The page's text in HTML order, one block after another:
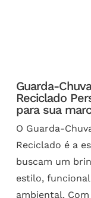
Guarda-
Reciclado
para sua
O Guarda-
Reciclado é a
buscam um
estilo,
ambiental.